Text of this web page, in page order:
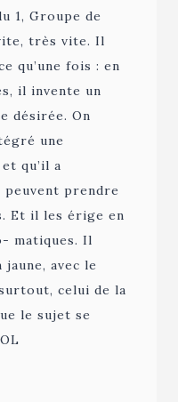
1, Groupe de
très vite. Il
qu’une fois : en
il invente un
désirée. On
une
qu’il a
peuvent prendre
Et il les érige en
matiques. Il
avec le
celui de la
le sujet se